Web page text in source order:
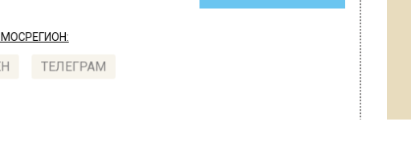
ТЕЛЕГРАМ